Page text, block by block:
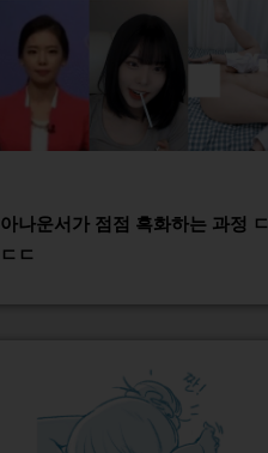
아나운서가 점점 흑화하는 과정 ㄷ
ㄷㄷ